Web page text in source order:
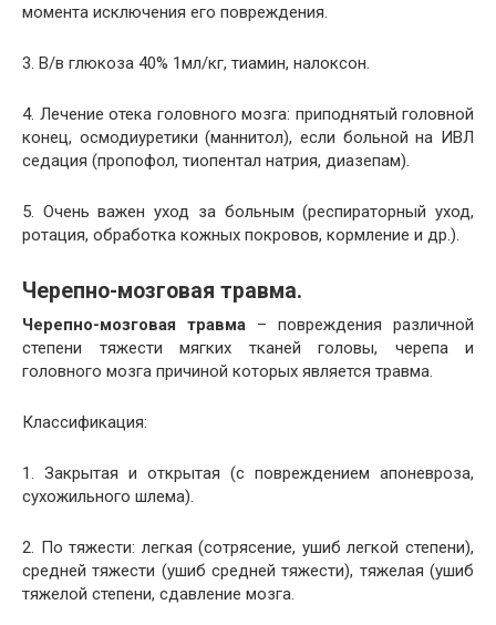
момента исключения его повреждения.
3. В/в глюкоза 40% 1мл/кг, тиамин, налоксон.
4. Лечение отека головного мозга: приподнятый головной
конец, осмодиуретики (маннитол), если больной на ИВЛ
седация (пропофол, тиопентал натрия, диазепам).
5. Очень важен уход за больным (респираторный уход,
ротация, обработка кожных покровов, кормление и др.).
Черепно-мозговая травма.
Черепно-мозговая травма – повреждения различной
степени тяжести мягких тканей головы, черепа и
головного мозга причиной которых является травма.
Классификация:
1. Закрытая и открытая (с повреждением апоневроза,
сухожильного шлема).
2. По тяжести: легкая (сотрясение, ушиб легкой степени),
средней тяжести (ушиб средней тяжести), тяжелая (ушиб
тяжелой степени, сдавление мозга.